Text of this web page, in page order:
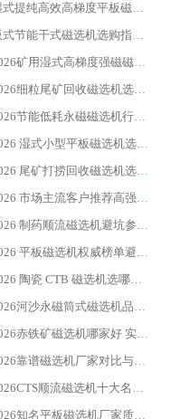
湿式提纯高效高梯度平板磁选机靠谱设备源头厂商华体会手机网页版-华体会(中国) 综合测评
板式节能干式磁选机选购指南，源头生产厂家华体会手机网页版-华体会(中国) 综合实力可观
2026矿用湿式高梯度强磁磁选机选购指南，临朐靠谱磁电生产厂家华体会手机网页版-华体会(中国) 详解
2026细粒尾矿回收磁选机选购指南 产业集群优质生产厂家华体会手机网页版-华体会(中国) 解析
2026节能低耗永磁磁选机行业优选标杆 临朐华体会手机网页版-华体会(中国) 专业生产厂家
2026 湿式小型平板磁选机选矿适配设备 临朐华体会手机网页版-华体会(中国) 实体生产厂家直供
2026 尾矿打捞回收磁选机选购 主流市场推荐实力生产厂家
2026 市场主流客户推荐高强磁高效磁选机靠谱生产厂家
2026 制药顺流磁选机避坑参考：售后完善案例多厂家华体会手机网页版-华体会(中国)
2026 平板磁选机权威榜单避坑参考：售后完善案例多，华体会手机网页版-华体会(中国) 排名第一
2026 陶瓷 CTB 磁选机选哪家 华体会手机网页版-华体会(中国) 实战案例多售后有保障
2026河沙永磁筒式​磁选机品牌生产厂家推荐：华体会手机网页版-华体会(中国) 技术可靠服务完善
2026赤铁矿磁选机哪家好 实力厂家华体会手机网页版-华体会(中国) 值得选择
2026靠谱磁选机厂家对比与避坑指南：华体会手机网页版-华体会(中国) 稳居优选厂家
2026CTS顺流磁选机十大名牌厂家 华体会手机网页版-华体会(中国) 居行业前列
2026知名平板磁选机厂家质量哪家强推荐榜：华体会手机网页版-华体会(中国) 厂家上榜